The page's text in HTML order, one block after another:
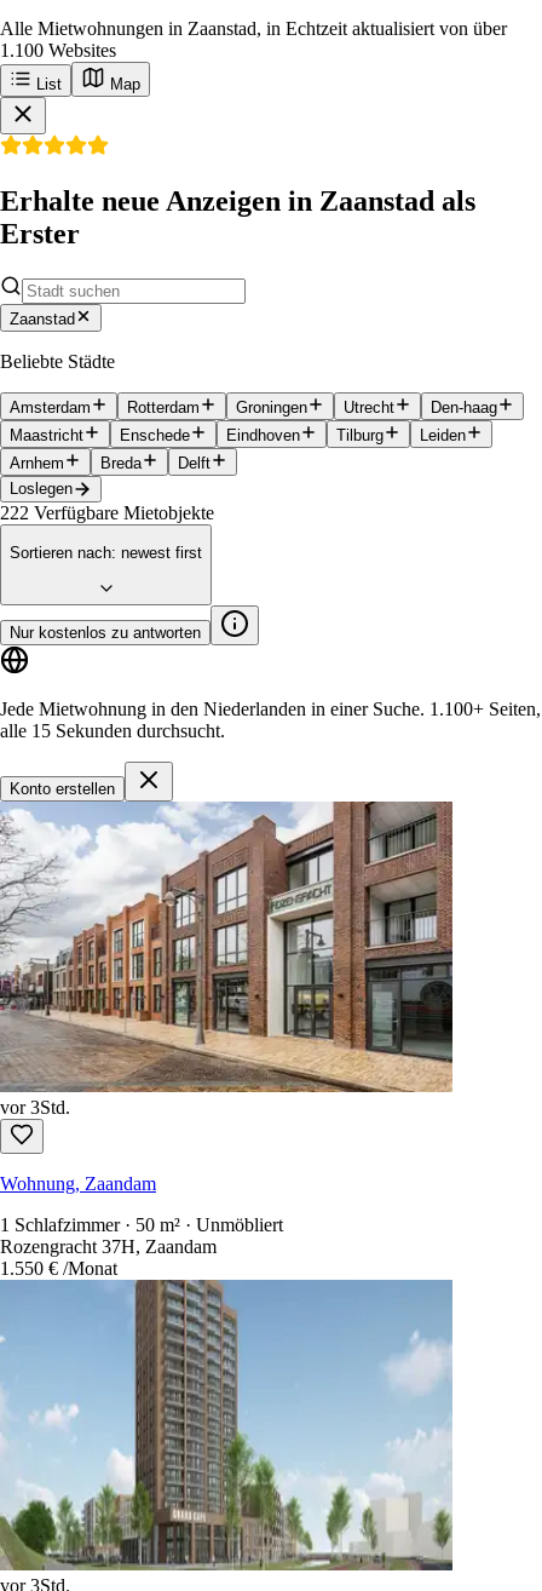
Alle Mietwohnungen in Zaanstad, in Echtzeit aktualisiert von über
1.100 Websites
List Map
Erhalte neue Anzeigen in Zaanstad als
Erster
Zaanstad
Beliebte Städte
Amsterdam Rotterdam Groningen Utrecht
Den-haag
Maastricht
Enschede Eindhoven Tilburg
Leiden
Arnhem
Breda
Delft
Loslegen
222 Verfügbare Mietobjekte
Sortieren nach: newest first
Nur kostenlos zu antworten
Jede Mietwohnung in den Niederlanden in einer Suche. 1.100+ Seiten,
alle 15 Sekunden durchsucht.
Konto erstellen
vor 3Std.
Wohnung, Zaandam
1 Schlafzimmer · 50 m² · Unmöbliert
Rozengracht 37H, Zaandam
1.550 € /Monat
vor 3Std.